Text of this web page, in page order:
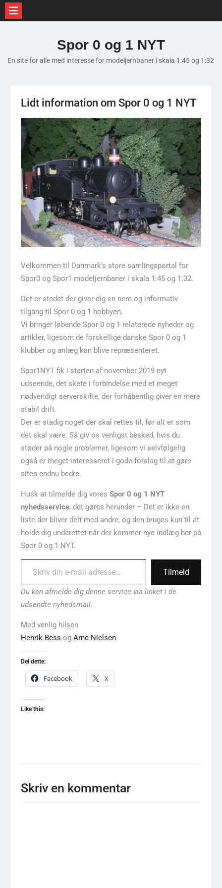
Spor 0 og 1 NYT
En site for alle med interesse for modeljernbaner i skala 1:45 og 1:32
Lidt information om Spor 0 og 1 NYT
Velkommen til Danmark’s store samlingsportal for
Spor0 og Spor1 modeljernbaner i skala 1:45 og 1:32.
Det er stedet der giver dig en nem og informativ
tilgang til Spor 0 og 1 hobbyen.
Vi bringer løbende Spor 0 og 1 relaterede nyheder og
artikler, ligesom de forskellige danske Spor 0 og 1
klubber og anlæg kan blive repræsenteret.
Spor1NYT fik i starten af november 2019 nyt
udseende, det skete i forbindelse med et meget
nødvendigt serverskifte, der forhåbentlig giver en mere
stabil drift.
Der er stadig noget der skal rettes til, før alt er som
det skal være. Så giv os venligst besked, hvis du
støder på nogle problemer, ligesom vi selvfølgelig
også er meget interesseret i gode forslag til at gøre
siten endnu bedre.
Husk at tilmelde dig vores Spor 0 og 1 NYT
nyhedsservice, det gøres herunder – Det er ikke en
liste der bliver delt med andre, og den bruges kun til at
holde dig underettet når der kommer nye indlæg her på
Spor 0 og 1 NYT.
Skriv din e-mail adresse…
Tilmeld
Du kan afmelde dig denne service via linket i de
udsendte nyhedsmail.
Med venlig hilsen
Henrik Bess og Arne Nielsen
Del dette:
Facebook X
Like this:
Skriv en kommentar